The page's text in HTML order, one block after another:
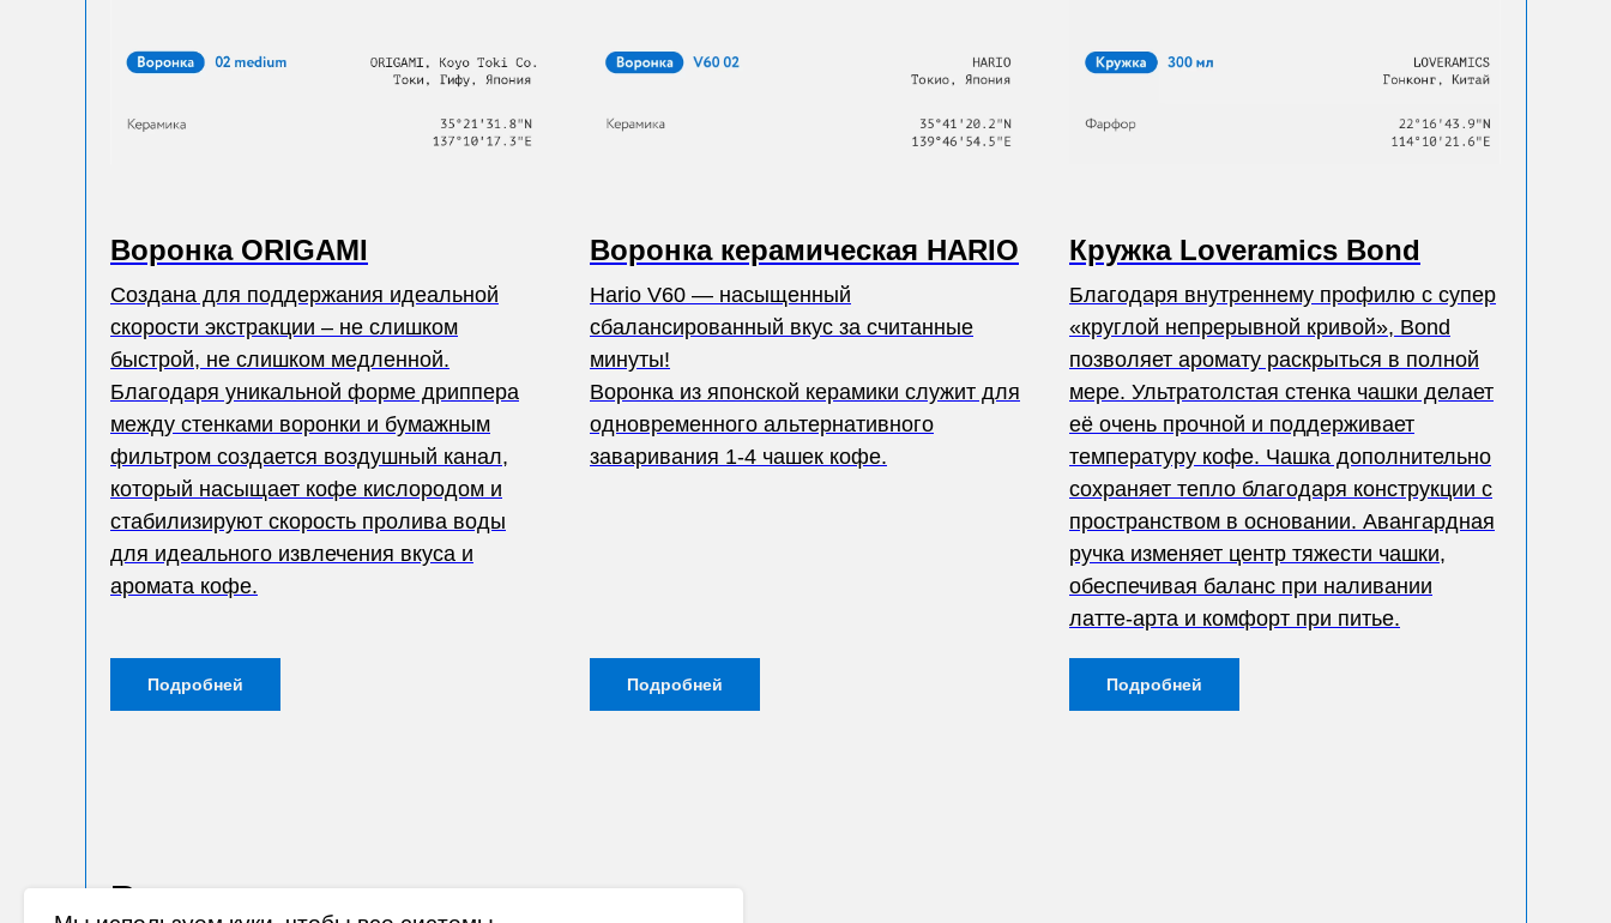
Воронка ORIGAMI
Создана для поддержания идеальной
скорости экстракции – не слишком
быстрой, не слишком медленной.
Благодаря уникальной форме дриппера
между стенками воронки и бумажным
фильтром создается воздушный канал,
который насыщает кофе кислородом и
стабилизируют скорость пролива воды
для идеального извлечения вкуса и
аромата кофе.
Подробней
Воронка керамическая HARIO
Hario V60 — насыщенный
сбалансированный вкус за считанные
минуты!
Воронка из японской керамики служит для
одновременного альтернативного
заваривания 1-4 чашек кофе.
Подробней
Кружка Loveramics Bond
Благодаря внутреннему профилю с супер
«круглой непрерывной кривой», Bond
позволяет аромату раскрыться в полной
мере. Ультратолстая стенка чашки делает
её очень прочной и поддерживает
температуру кофе. Чашка дополнительно
сохраняет тепло благодаря конструкции с
пространством в основании. Авангардная
ручка изменяет центр тяжести чашки,
обеспечивая баланс при наливании
латте-арта и комфорт при питье.
Подробней
Ваши впечатления